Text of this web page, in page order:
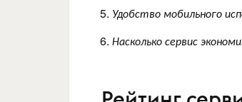
Удобство мобильного
Насколько сервис